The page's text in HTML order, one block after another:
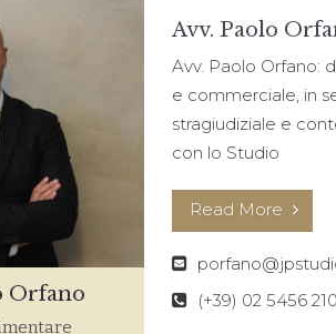
Orfano
Avv. Paolo
Avv. Paolo Orfano:
e commerciale, in
stragiudiziale e
con lo Studio
Read More
(+39) 02 5456 210